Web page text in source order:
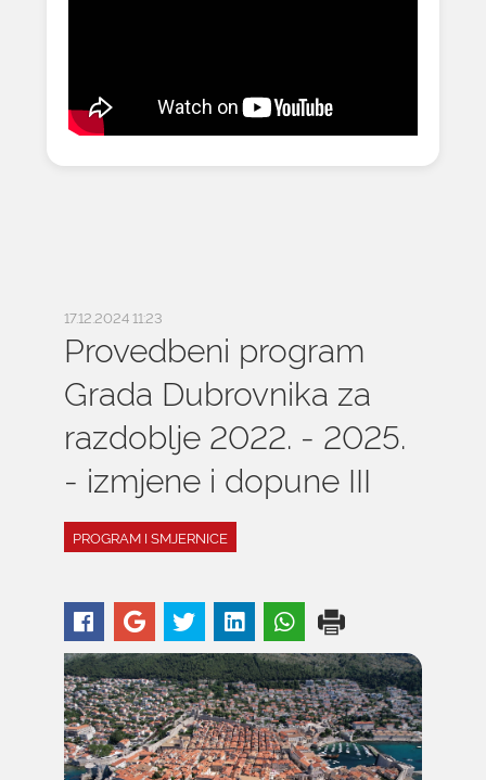
17.12.2024 11:23
Provedbeni program
Grada Dubrovnika za
razdoblje 2022. - 2025.
- izmjene i dopune III
PROGRAM I SMJERNICE